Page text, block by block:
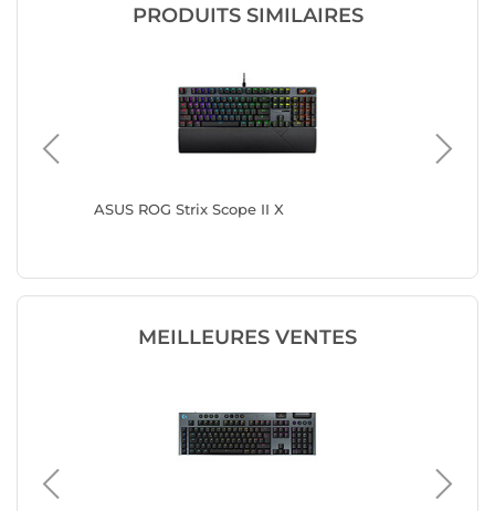
PRODUITS SIMILAIRES
ASUS ROG Strix Scope II X
MEILLEURES VENTES